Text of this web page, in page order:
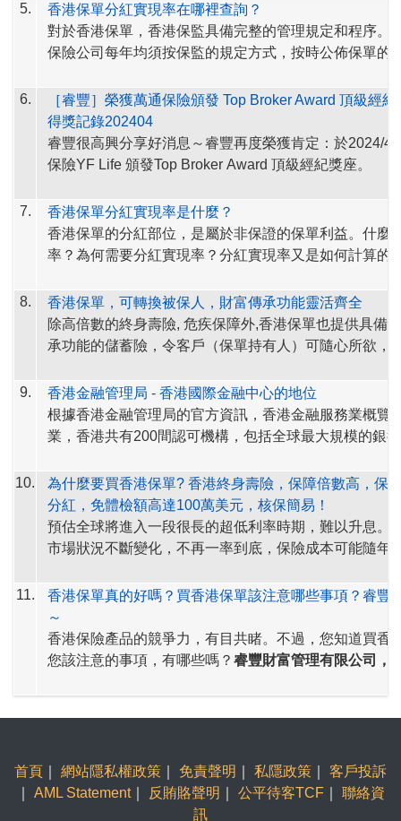
「解構保費融資 洞悉潛在風險」。歡迎點擊以下保監網
覽。
解構保費融資 洞悉潛在風險
5.
香港保單分紅實現率在哪裡查詢？
對於香港保單，香港保監具備完整的管理規定和程序。
保險公司每年均須按保監的規定方式，按時公佈保單的
為增加產品整體表現的資訊透明度，香港保險公司不僅
理規則，按時公佈分紅實現率，
比率＂，方便客戶更完整客觀的評估保單的整體表現。
址。 現在，查閱香港各大保險公司的保單分紅實現率，
鬆！
快快將這個網址存起來！
香港保險公司分紅實現率的網站列表
https://www.ia.org.hk/tc/fulfillment_ratio/list_of_
6.
［睿豐］榮獲萬通保險頒發 Top Broker Award 頂級經
得獎記錄202404
睿豐很高興分享好消息～睿豐再度榮獲肯定：於2024/4/
保險YF Life 頒發Top Broker Award 頂級經紀獎座。
7.
香港保單分紅實現率是什麼？
香港保單的分紅部位，是屬於非保證的保單利益。什麼
率？為何需要分紅實現率？分紅實現率又是如何計算的
睿豐為您自 <保險業監管局>官網 https://www.ia.org.hk/tc/
fulfillment_ratio/index.html摘錄 以下內容，歡迎參考。
的保單持有人派發保證和非保證利益。保險公司銷售分
會向潛在保單持有人提供一份利益說明文件，列出預期
發的利益。
為協助保單持有人了解 保險公司過往派發非保證利益的
保長期保險業務（類別 C 業務除外）指引 (GL16) 」要
就分紅保單的非保證利益，發布分紅實現率，以顯示保
及於最近五年內曾發出新保單的分紅產品。
相關保單實際派發的累積非保證利益的總數額，除以其
益說明文件所述的總數額。接近 100% 的比率表示保險
到銷售時預期的非保證利益。如果比率高於 100%，則
發的金額高於銷售時利益說明所述的數額，反之亦然。
現在，您了解 香港保單分紅實現率了嗎？ 如想了解更多
資訊，歡迎瀏覽睿豐wis88.com網站。
8.
香港保單，可轉換被保人，財富傳承功能靈活齊全
除高倍數的終身壽險, 危疾保障外,香港保單也提供具備
承功能的儲蓄險，令客戶（保單持有人）可隨心所欲，
9.
香港金融管理局 - 香港國際金融中心的地位
根據香港金融管理局的官方資訊，香港金融服務業概覽
業，香港共有200間認可機構，包括全球最大規模的銀
券市場，資產管埋市場，人民幣業務.......數數看，香港
第一？
10.
為什麼要買香港保單? 香港終身壽險，保障倍數高，保
分紅，免體檢額高達100萬美元，核保簡易！
預估全球將進入一段很長的超低利率時期，難以升息。
市場狀況不斷變化，不再一率到底，保險成本可能隨年
健康險，未來可能逐步減少，甚至「絕跡」。
100萬美元，核保簡易！請把握當下（投保年齡輕／身
新聞分享：https://ctee.com.tw/news/insurance/
11.
香港保單真的好嗎？買香港保單該注意哪些事項？睿豐
～
香港保險產品的競爭力，有目共睹。不過，您知道買香
您該注意的事項，有哪些嗎？ 睿豐財富管理有限公司，
1. 確認需求：香港保單也是理財工具，種類眾多。買香
應該先了解自身的理財需求。保障為主的危疾（重大疾
香港保單分紅收益好，產品附加設計可滿足各種理財需
保單前，一定要仔細盤算自己每年的繳費預算，以及繳
財務穩定性。
仔細閱讀產品官方說明書，保單條款。計
首頁 網站隱私權政策 免責聲明 私隱政策
客戶投訴
AML Statement｜ 反賄賂聲明 公平待客TCF
聯絡資
訊